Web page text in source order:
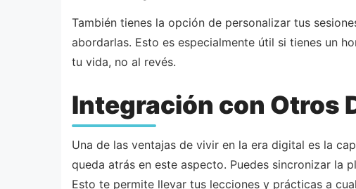
También tienes la opción de personalizar tus
abordarlas. Esto es especialmente útil si tienes un
tu vida, no al revés.
Integración con Otros
Una de las ventajas de vivir en la era digital es la
queda atrás en este aspecto. Puedes sincronizar
Esto te permite llevar tus lecciones y prácticas a